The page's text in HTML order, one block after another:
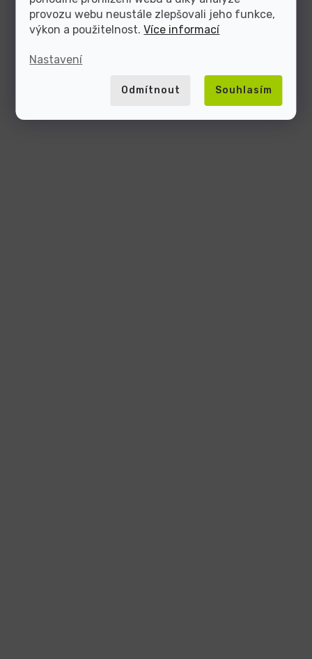
provozu webu neustále zlepšovali jeho funkce,
výkon a použitelnost.Více informací
Nastavení
Odmítnout Souhlasím